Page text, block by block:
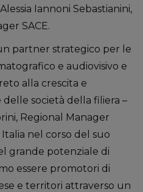
Iannoni Sebastianini,
SACE.
partner strategico per le
e audiovisivo e
alla crescita e
delle società della filiera –
Regional Manager
nel corso del suo
grande potenziale di
essere promotori di
e territori attraverso un